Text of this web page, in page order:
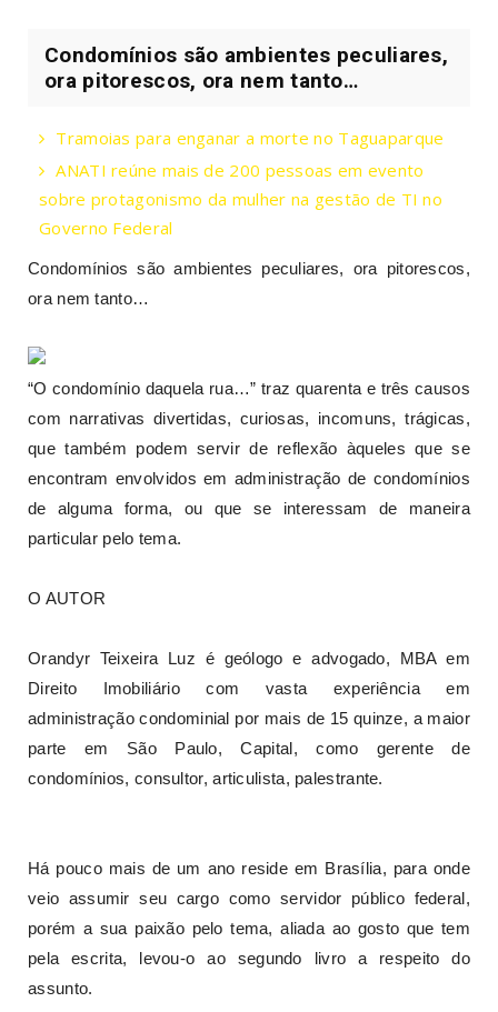
Condomínios são ambientes peculiares,
ora pitorescos, ora nem tanto…
Tramoias para enganar a morte no Taguaparque
ANATI reúne mais de 200 pessoas em evento
sobre protagonismo da mulher na gestão de TI no
Governo Federal
Condomínios são ambientes peculiares, ora pitorescos,
ora nem tanto…
“O condomínio daquela rua…” traz quarenta e três causos
com narrativas divertidas, curiosas, incomuns, trágicas,
que também podem servir de reflexão àqueles que se
encontram envolvidos em administração de condomínios
de alguma forma, ou que se interessam de maneira
particular pelo tema.
O AUTOR
Orandyr Teixeira Luz é geólogo e advogado, MBA em
Direito Imobiliário com vasta experiência em
administração condominial por mais de 15 quinze, a maior
parte em São Paulo, Capital, como gerente de
condomínios, consultor, articulista, palestrante.
Há pouco mais de um ano reside em Brasília, para onde
veio assumir seu cargo como servidor público federal,
porém a sua paixão pelo tema, aliada ao gosto que tem
pela escrita, levou-o ao segundo livro a respeito do
assunto.